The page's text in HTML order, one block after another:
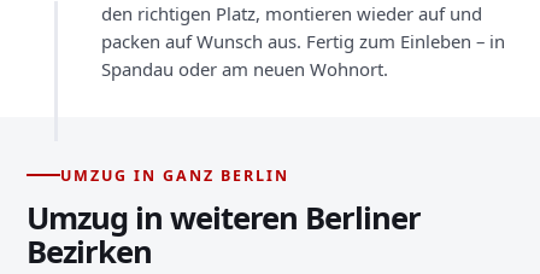
den richtigen Platz, montieren wieder auf und
packen auf Wunsch aus. Fertig zum Einleben – in
Spandau oder am neuen Wohnort.
UMZUG IN GANZ BERLIN
Umzug in weiteren Berliner
Bezirken